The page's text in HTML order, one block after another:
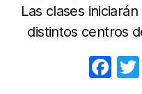
Las clases
distintos centros
F